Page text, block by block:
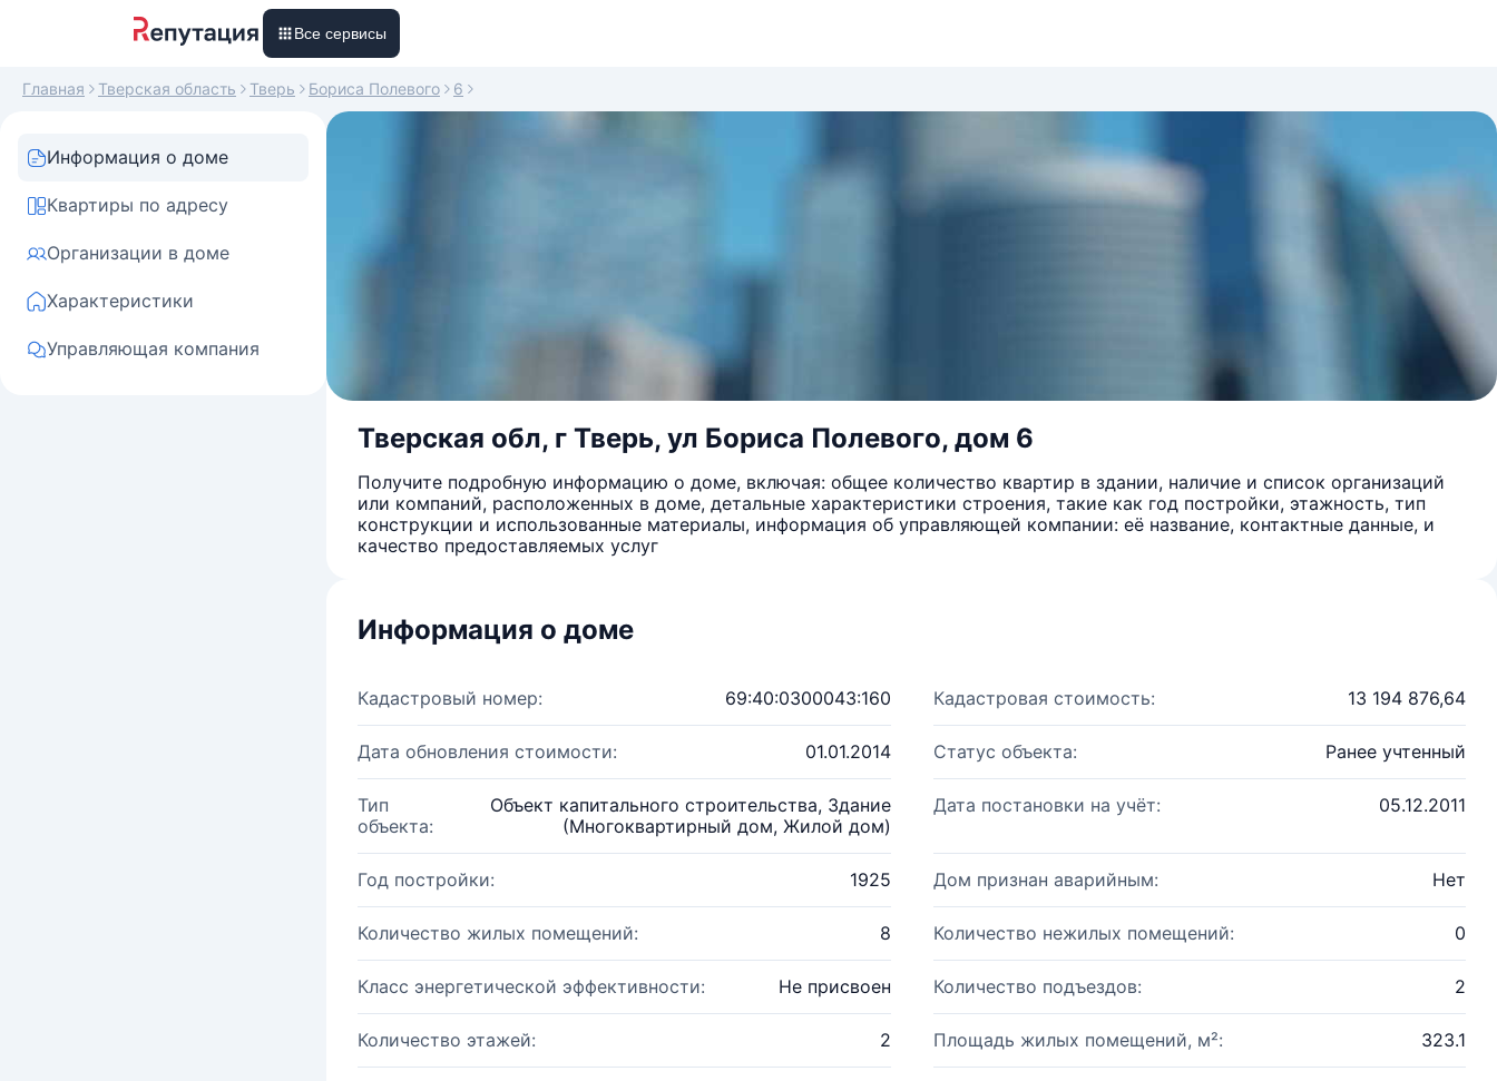
Все сервисы
Главная Тверская область Тверь Бориса Полевого 6
Информация о доме
Квартиры по адресу
Организации в доме
Характеристики
Управляющая компания
Тверская обл, г Тверь, ул Бориса Полевого, дом 6
Получите подробную информацию о доме, включая: общее количество квартир в здании, наличие и список организаций
или компаний, расположенных в доме, детальные характеристики строения, такие как год постройки, этажность, тип
конструкции и использованные материалы, информация об управляющей компании: её название, контактные данные, и
качество предоставляемых услуг
Информация о доме
Кадастровый номер: 69:40:0300043:160 Кадастровая стоимость: 13 194 876,64
Дата обновления стоимости: 01.01.2014 Статус объекта: Ранее учтенный
Тип
объекта:
Объект капитального строительства, Здание
(Многоквартирный дом, Жилой дом)
Дата постановки на учёт: 05.12.2011
Год постройки: 1925 Дом признан аварийным: Нет
Количество жилых помещений: 8 Количество нежилых помещений: 0
Класс энергетической эффективности: Не присвоен Количество подъездов: 2
Количество этажей: 2 Площадь жилых помещений, м²: 323.1